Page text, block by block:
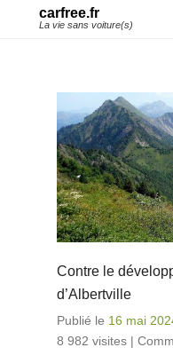
carfree.fr
La vie sans voiture(s)
Contre le
d’Albertville
Publié le 16 mai
8 982 visites |